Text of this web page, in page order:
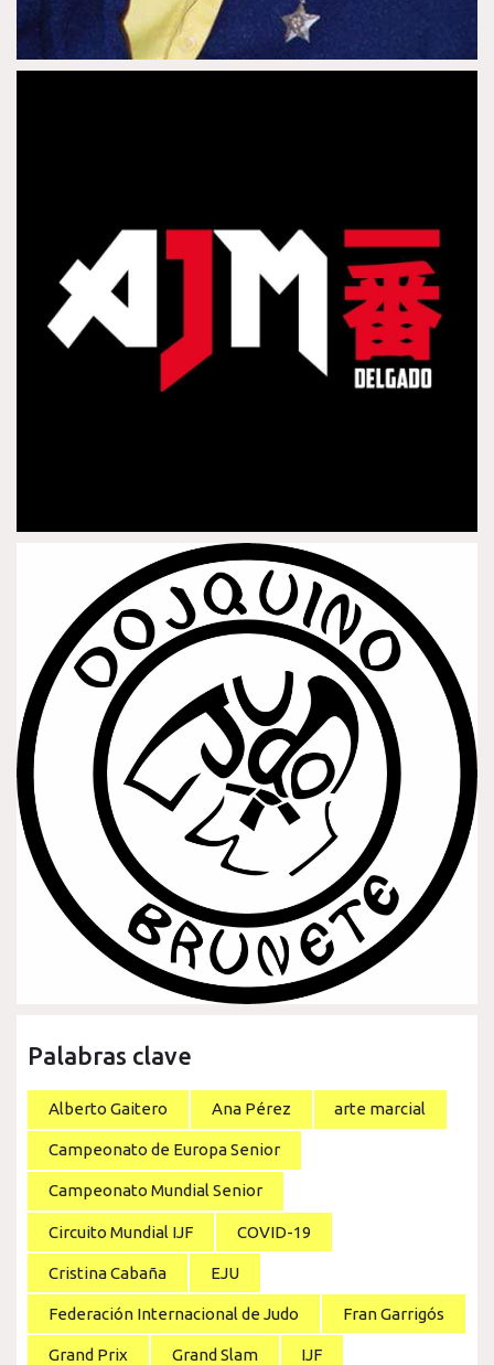
Palabras clave
Alberto Gaitero Ana Pérez arte marcial
Campeonato de Europa Senior
Campeonato Mundial Senior
Circuito Mundial IJF COVID-19
Cristina Cabaña EJU
Federación Internacional de Judo Fran Garrigós
Grand Prix Grand Slam IJF